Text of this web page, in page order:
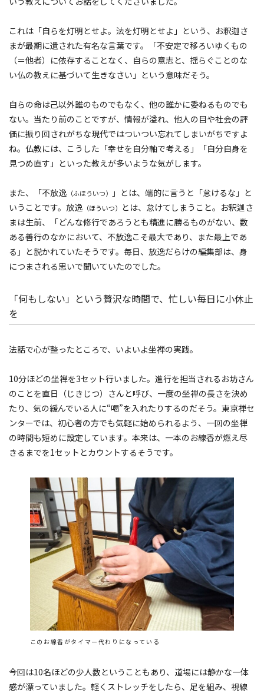
これは「自らを灯明とせよ。法を灯明とせよ」という、お釈迦さ
まが最期に遺された有名な言葉です。「不安定で移ろいゆくもの
（＝他者）に依存することなく、自らの意志と、揺らぐことのな
い仏の教えに基づいて生きなさい」という意味だそう。
自らの命は己以外誰のものでもなく、他の誰かに委ねるものでも
ない。当たり前のことですが、情報が溢れ、他人の目や社会の評
価に振り回されがちな現代ではついつい忘れてしまいがちですよ
ね。仏教には、こうした「幸せを自分軸で考える」「自分自身を
見つめ直す」といった教えが多いような気がします。
また、「不放逸 （ふほういつ）
」とは、端的に言うと「怠けるな」と
いうことです。放逸 （ほういつ） とは、怠けてしまうこと。お釈迦さ
まは生前、「どんな修行であろうとも精進に勝るものがない、数
ある善行のなかにおいて、不放逸こそ最大であり、また最上であ
る」と説かれていたそうです。毎日、放逸だらけの編集部は、身
につまされる思いで聞いていたのでした。
「何もしない」という贅沢な時間で、忙しい毎日に小休止
を
法話で心が整ったところで、いよいよ坐禅の実践。
10分ほどの坐禅を3セット行いました。進行を担当されるお坊さん
のことを直日（じきじつ）さんと呼び、一度の坐禅の長さを決め
たり、気の緩んでいる人に“喝”を入れたりするのだそう。東京禅セ
ンターでは、初心者の方でも気軽に始められるよう、一回の坐禅
の時間も短めに設定しています。本来は、一本のお線香が燃え尽
きるまでを1セットとカウントするそうです。
このお線香がタイマー代わりになっている
今回は10名ほどの少人数ということもあり、道場には静かな一体
感が漂っていました。軽くストレッチをしたら、足を組み、視線